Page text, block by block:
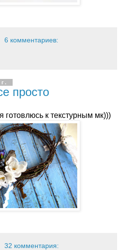
6 комментариев:
просто
готовлюсь к текстурным мк)))
32 комментария: